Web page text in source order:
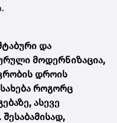
და
მოდერნიზაცია,
დროის
როგორც
ასევე